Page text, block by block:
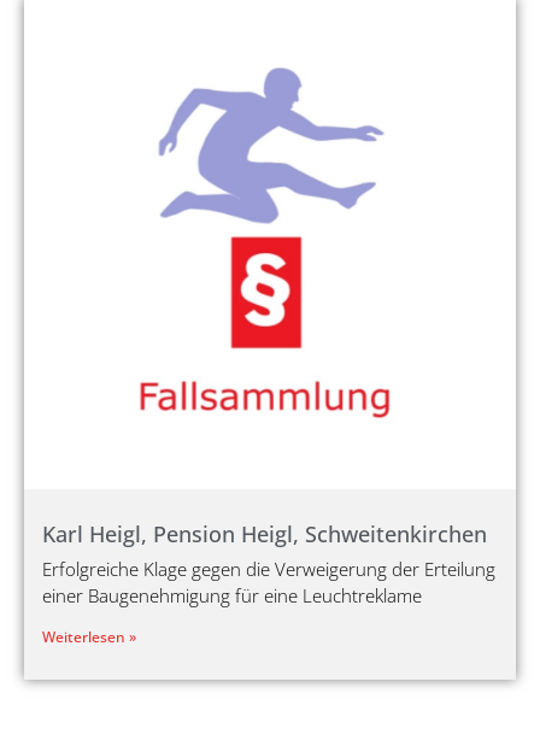
Karl Heigl, Pension Heigl, Schweitenkirchen
Erfolgreiche Klage gegen die Verweigerung der Erteilung
einer Baugenehmigung für eine Leuchtreklame
Weiterlesen »